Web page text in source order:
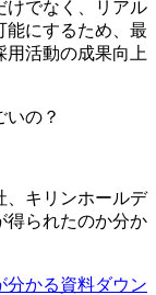
けでなく、リアル
能にするため、最
用活動の成果向上
いの？
、キリンホールデ
得られたのか分か
分かる資料ダウン